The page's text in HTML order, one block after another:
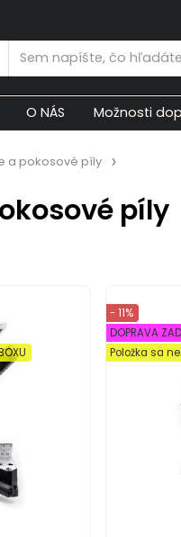
O NÁS Možnosti
a pokosové píly
píly
- 11%
DOPRAVA
Položka sa